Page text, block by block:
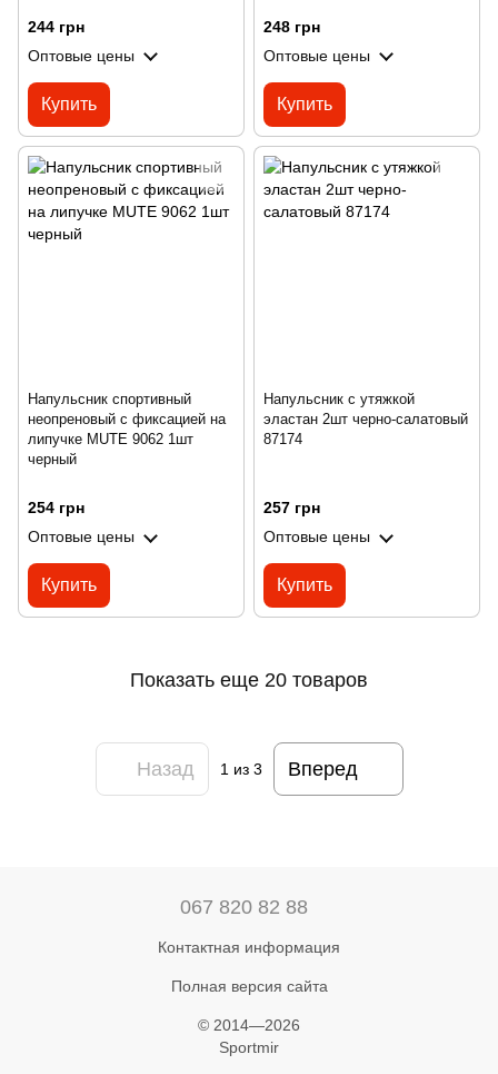
244 грн
Оптовые цены
Купить
248 грн
Оптовые цены
Купить
Напульсник спортивный
неопреновый с фиксацией на
липучке MUTE 9062 1шт
черный
254 грн
Оптовые цены
Купить
Напульсник с утяжкой
эластан 2шт черно-салатовый
87174
257 грн
Оптовые цены
Купить
Показать еще 20 товаров
Назад 1из 3 Вперед
067 820 82 88
Контактная информация
Полная версия сайта
© 2014—2026
Sportmir